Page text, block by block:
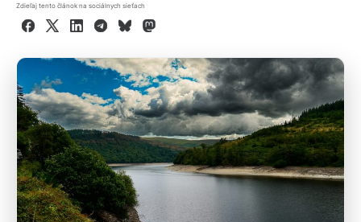
Zdieľaj tento článok na sociálnych sieťach
Facebook
X LinkedInTelegram
BlueskyMastodon